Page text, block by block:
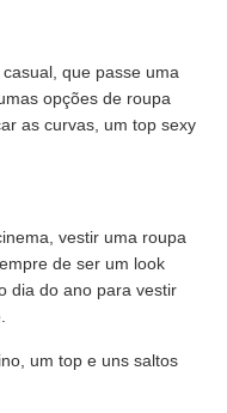
que passe uma
opções de roupa
as curvas, um top sexy
vestir uma roupa
de ser um look
dia do ano para vestir
um top e uns saltos